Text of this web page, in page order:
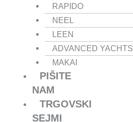
RAPIDO
NEEL
LEEN
ADVANCED YACHTS
MAKAI
PIŠITE
NAM
TRGOVSKI
SEJMI